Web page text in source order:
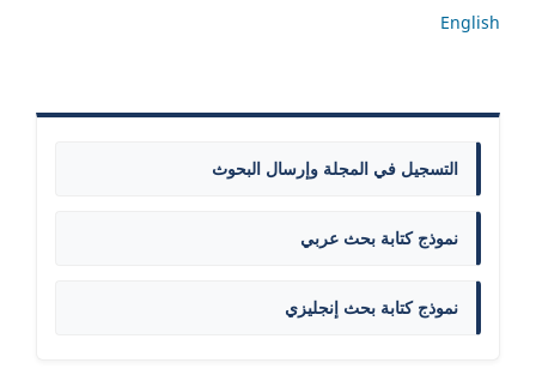
English
التسجيل في المجلة وإرسال البحوث
نموذج كتابة بحث عربي
نموذج كتابة بحث إنجليزي